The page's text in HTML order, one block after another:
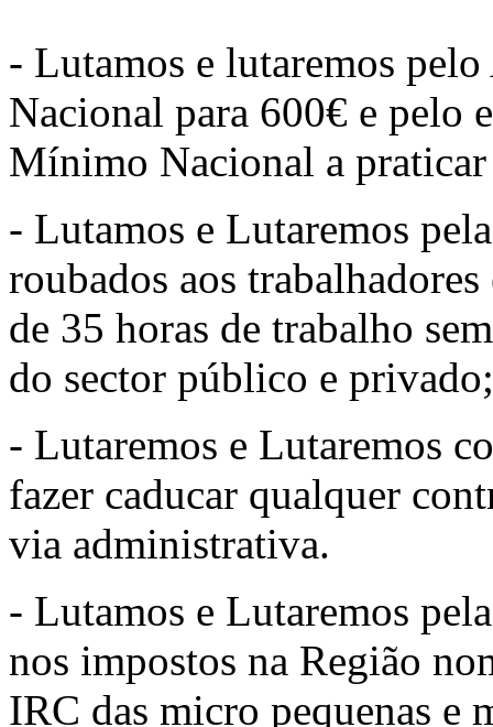
- Lutamos e lutaremos
Nacional para 600€ e pelo
Mínimo Nacional a
- Lutamos e Lutaremos
roubados aos
de 35 horas de trabalho
do sector público e privado;
- Lutaremos e Lutaremos
fazer caducar qualquer
via administrativa.
- Lutamos e Lutaremos
nos impostos na Região
IRC das micro pequenas e